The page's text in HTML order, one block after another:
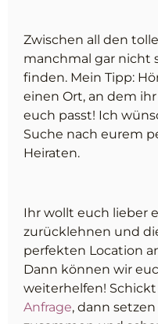
Zwischen all den
manchmal gar nicht
finden. Mein Tipp:
einen Ort, an dem
euch passt! Ich
Suche nach eurem
Heiraten.
Ihr wollt euch lieber
zurücklehnen und
perfekten Location
Dann können wir
weiterhelfen!
Anfrage, dann